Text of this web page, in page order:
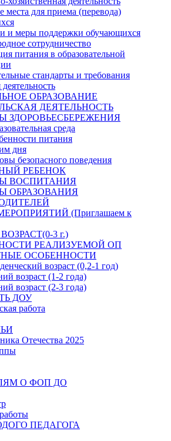
места для приема (перевода)
и меры поддержки обучающихся
сотрудничество
питания в образовательной
стандарты и требования
ОБРАЗОВАНИЕ
ДЕЯТЕЛЬНОСТЬ
ЗДОРОВЬЕСБЕРЕЖЕНИЯ
среда
питания
дня
безопасного поведения
РЕБЕНОК
ВОСПИТАНИЯ
ОБРАЗОВАНИЯ
(Приглашаем к
3 г.)
РЕАЛИЗУЕМОЙ ОП
ОСОБЕННОСТИ
возраст (0,2-1 год)
возраст (1-2 года)
возраст (2-3 года)
ДОУ
работа
Отечества 2025
О ФОП ДО
ПЕДАГОГА